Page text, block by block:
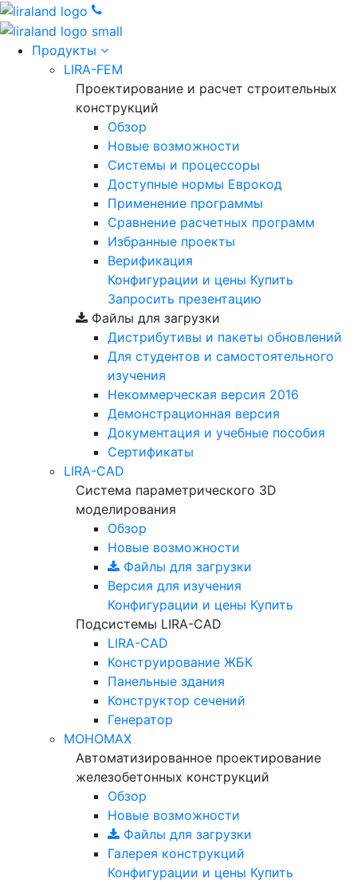
Продукты
LIRA-FEM
Проектирование и расчет строительных
конструкций
Обзор
Новые возможности
Cистемы и процессоры
Доступные нормы Еврокод
Применение программы
Сравнение расчетных программ
Избранные проекты
Верификация
Конфигурации и цены Купить
Запросить презентацию
Файлы для загрузки
Дистрибутивы и пакеты обновлений
Для студентов и самостоятельного
изучения
Некоммерческая версия 2016
Демонстрационная версия
Документация и учебные пособия
Сертификаты
LIRA-CAD
Система параметрического 3D
моделирования
Обзор
Новые возможности
Файлы для загрузки
Версия для изучения
Конфигурации и цены Купить
Подсистемы LIRA-CAD
LIRA-CAD
Конструирование ЖБК
Панельные здания
Конструктор сечений
Генератор
МОНОМАХ
Автоматизированное проектирование
железобетонных конструкций
Обзор
Новые возможности
Файлы для загрузки
Галерея конструкций
Конфигурации и цены Купить